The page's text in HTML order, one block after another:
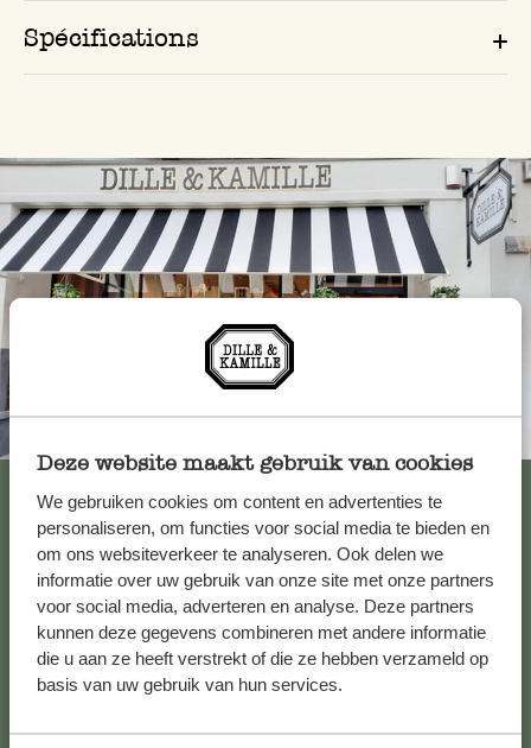
Deze website maakt gebruik van cookies
We gebruiken cookies om content en advertenties te
personaliseren, om functies voor social media te bieden en
om ons websiteverkeer te analyseren. Ook delen we
informatie over uw gebruik van onze site met onze partners
voor social media, adverteren en analyse. Deze partners
kunnen deze gegevens combineren met andere informatie
die u aan ze heeft verstrekt of die ze hebben verzameld op
basis van uw gebruik van hun services.
Spécifications
Service clientèle
Pour toute question ou demande de conseil ou d’aide,
veuillez contacter notre service clientèle. Ou retrouvez ici